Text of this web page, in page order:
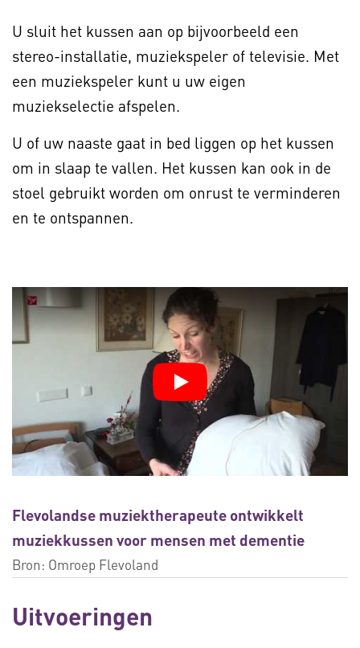
U sluit het kussen aan op bijvoorbeeld een
stereo-installatie, muziekspeler of televisie. Met
een muziekspeler kunt u uw eigen
muziekselectie afspelen.
U of uw naaste gaat in bed liggen op het kussen
om in slaap te vallen. Het kussen kan ook in de
stoel gebruikt worden om onrust te verminderen
en te ontspannen.
Flevolandse muziektherapeute ontwikkelt
muziekkussen voor mensen met dementie
Bron: Omroep Flevoland
Uitvoeringen